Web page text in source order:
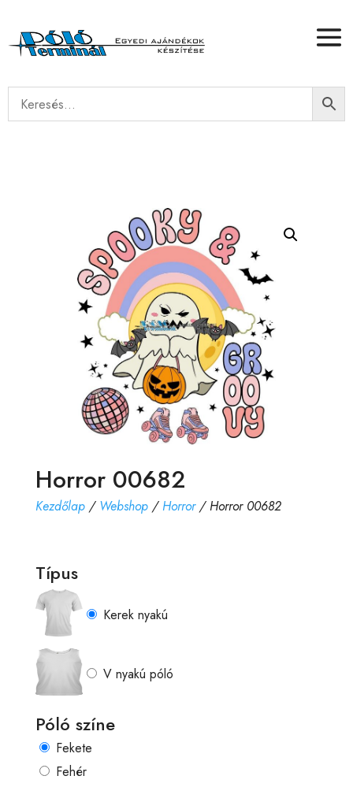
Horror 00682
Kezdőlap/ Webshop/ Horror/ Horror 00682
Típus
Kerek nyakú
V nyakú póló
Póló színe
Fekete
Fehér